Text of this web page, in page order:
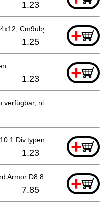
1.23
Cm9uby For Sin,hkg,chn
+
1.25
+
1.23
verfügbar, nicht bestellbar
Div.typen, C8fshe, C8fse
+
1.23
Armor D8.8) For Pan+
7.85